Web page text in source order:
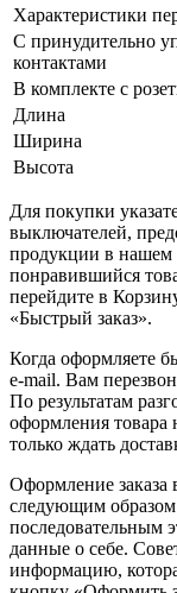
Характеристики
С принудительно
контактами
В комплекте с
Длина
Ширина
Высота
Для покупки
выключателей,
продукции в нашем
понравившийся
перейдите в
«Быстрый заказ».
Когда оформляете
e-mail. Вам
По результатам
оформления товара
только ждать
Оформление заказа
следующим
последовательным
данные о себе.
информацию,